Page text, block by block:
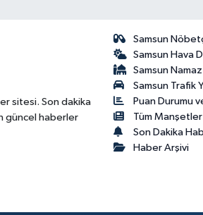
sitesi. Son dakika
güncel haberler
Samsun
Samsun Hava
Samsun
Samsun Trafik
Puan Durumu
Tüm Manşetler
Son Dakika
Haber Arşivi